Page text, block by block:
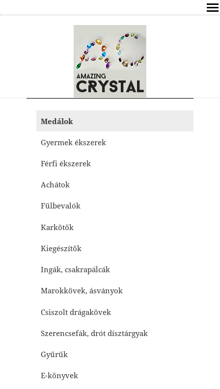
ÍRÁSOK
ÁSVÁNYOK HATÁSAI
Medálok
Gyermek ékszerek
Férfi ékszerek
Achátok
Fülbevalók
Karkötők
Kiegészítők
Ingák, csakrapálcák
Marokkövek, ásványok
Csiszolt drágakövek
Szerencsefák, drót dísztárgyak
Gyűrűk
E-könyvek